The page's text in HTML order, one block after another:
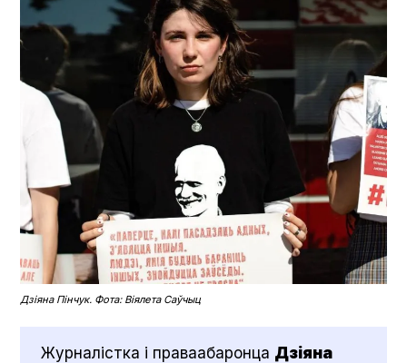
Дзіяна Пінчук. Фота: Віялета Саўчыц
Журналістка і праваабаронца Дзіяна